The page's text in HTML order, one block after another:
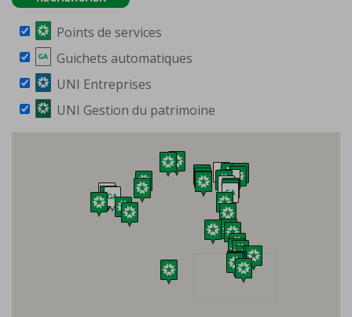
Points de services
Guichets automatiques
UNI Entreprises
UNI Gestion du patrimoine